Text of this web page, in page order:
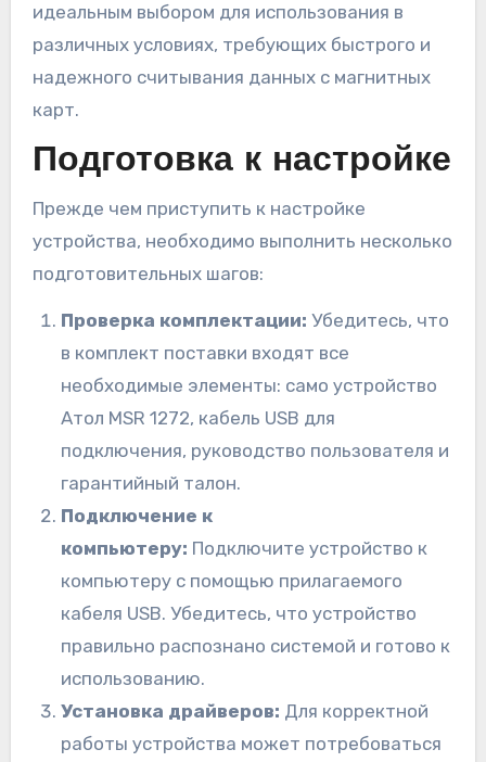
идеальным выбором для использования в
различных условиях, требующих быстрого и
надежного считывания данных с магнитных
карт.
Подготовка к настройке
Прежде чем приступить к настройке
устройства, необходимо выполнить несколько
подготовительных шагов:
Проверка комплектации: Убедитесь, что
в комплект поставки входят все
необходимые элементы: само устройство
Атол MSR 1272, кабель USB для
подключения, руководство пользователя и
гарантийный талон.
Подключение к
компьютеру: Подключите устройство к
компьютеру с помощью прилагаемого
кабеля USB. Убедитесь, что устройство
правильно распознано системой и готово к
использованию.
Установка драйверов: Для корректной
работы устройства может потребоваться